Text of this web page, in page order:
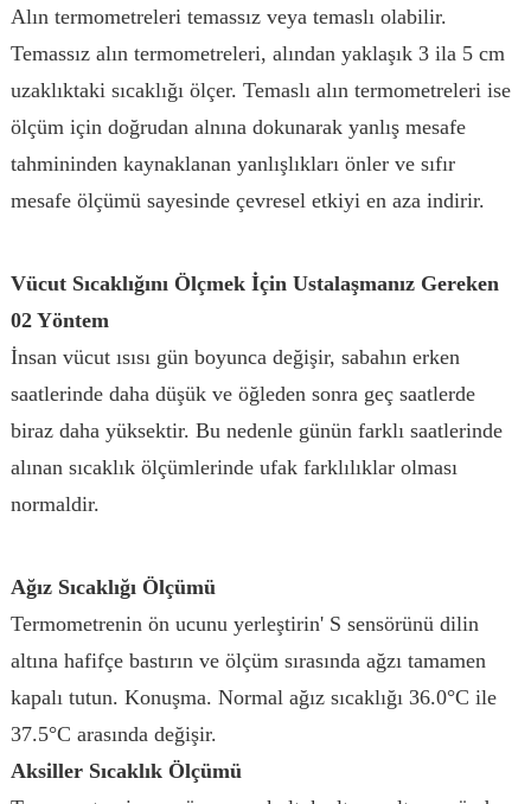
Alın termometreleri temassız veya temaslı olabilir.
Temassız alın termometreleri, alından yaklaşık 3 ila 5 cm
uzaklıktaki sıcaklığı ölçer. Temaslı alın termometreleri ise
ölçüm için doğrudan alnına dokunarak yanlış mesafe
tahmininden kaynaklanan yanlışlıkları önler ve sıfır
mesafe ölçümü sayesinde çevresel etkiyi en aza indirir.
Vücut Sıcaklığını Ölçmek İçin Ustalaşmanız Gereken
02 Yöntem
İnsan vücut ısısı gün boyunca değişir, sabahın erken
saatlerinde daha düşük ve öğleden sonra geç saatlerde
biraz daha yüksektir. Bu nedenle günün farklı saatlerinde
alınan sıcaklık ölçümlerinde ufak farklılıklar olması
normaldir.
Ağız Sıcaklığı Ölçümü
Termometrenin ön ucunu yerleştirin' S sensörünü dilin
altına hafifçe bastırın ve ölçüm sırasında ağzı tamamen
kapalı tutun. Konuşma. Normal ağız sıcaklığı 36.0°C ile
37.5°C arasında değişir.
Aksiller Sıcaklık Ölçümü